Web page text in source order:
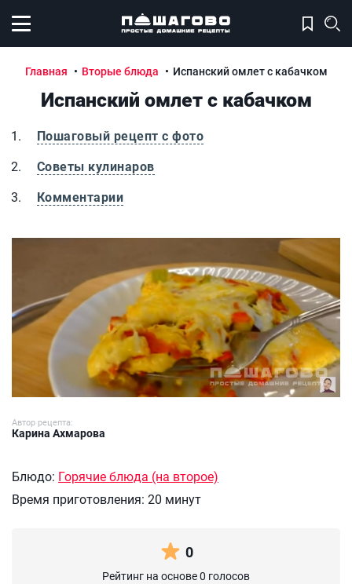
Открыть меню
Главная Вторые блюда Испанский омлет с кабачком
Испанский омлет с кабачком
Пошаговый рецепт с фото
Советы кулинаров
Комментарии
Автор рецепта:
Карина Ахмарова
Блюдо: Горячие блюда (на второе)
Время приготовления: 20 минут
0
Рейтинг на основе 0 голосов